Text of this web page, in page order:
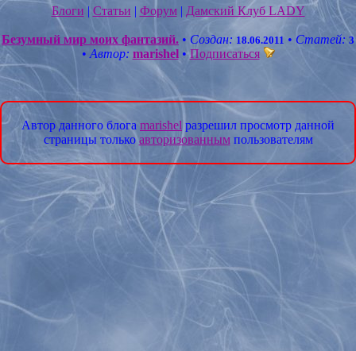
Блоги | Статьи | Форум| Дамский Клуб LADY
Безумный мир моих фантазий. • Создан: 18.06.2011 • Статей: 3
• Автор: marishel•Подписаться
Автор данного блога marishel разрешил просмотр данной
страницы толькоавторизованнымпользователям